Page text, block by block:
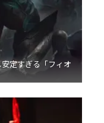
定すぎる「フィオ